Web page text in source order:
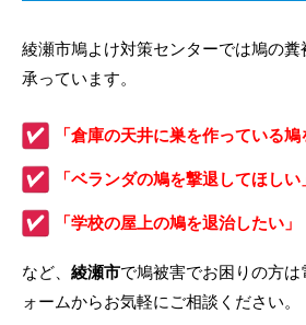
綾瀬市鳩よけ対策センターでは鳩の
承っています。
「倉庫の天井に巣を作っている鳩
「ベランダの鳩を撃退してほしい
「学校の屋上の鳩を退治したい」
など、 綾瀬市で鳩被害でお困りの方
ォームからお気軽にご相談ください。